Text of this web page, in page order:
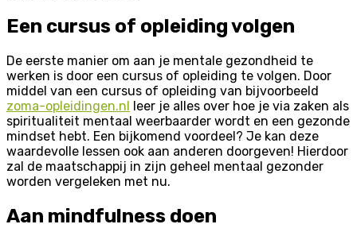
Een cursus of opleiding volgen
De eerste manier om aan je mentale gezondheid te
werken is door een cursus of opleiding te volgen. Door
middel van een cursus of opleiding van bijvoorbeeld
zoma-opleidingen.nl leer je alles over hoe je via zaken als
spiritualiteit mentaal weerbaarder wordt en een gezonde
mindset hebt. Een bijkomend voordeel? Je kan deze
waardevolle lessen ook aan anderen doorgeven! Hierdoor
zal de maatschappij in zijn geheel mentaal gezonder
worden vergeleken met nu.
Aan mindfulness doen